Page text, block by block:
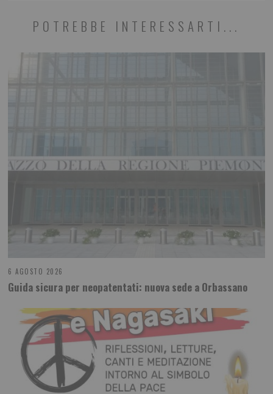
POTREBBE INTERESSARTI...
6 AGOSTO 2026
Guida sicura per neopatentati: nuova sede a Orbassano